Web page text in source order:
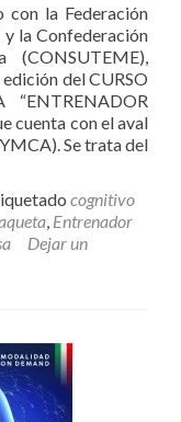
con la Federación
la Confederación
del CURSO
“ENTRENADOR
cuenta con el aval
Se trata del
cognitivo
Entrenador
Dejar un